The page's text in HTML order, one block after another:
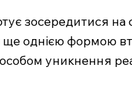
зосередитися
однією формою
уникнення